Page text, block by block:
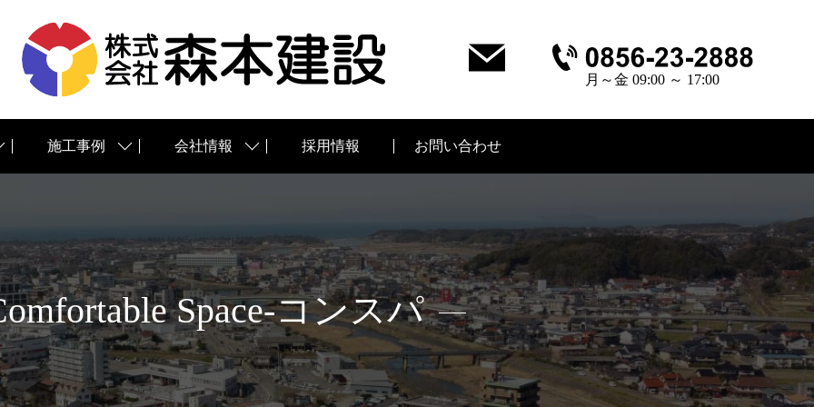
月～金 09:00 ～ 17:00
施工事例 会社情報 採用情報 お問い合わせ
Space-コンスパ